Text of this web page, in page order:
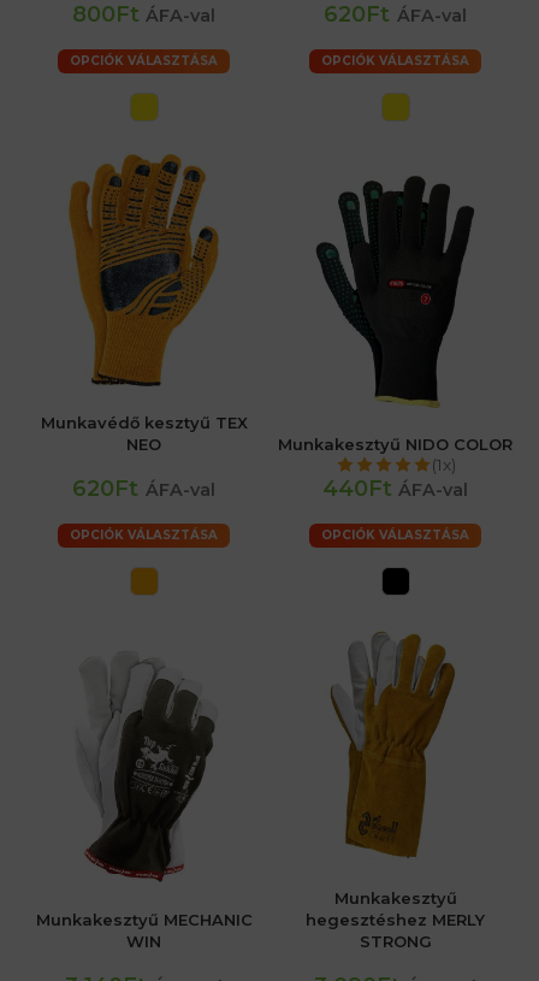
800Ft ÁFA-val
OPCIÓK VÁLASZTÁSA
620Ft ÁFA-val
OPCIÓK VÁLASZTÁSA
Munkavédő kesztyű TEX
NEO
620Ft ÁFA-val
OPCIÓK VÁLASZTÁSA
Munkakesztyű NIDO COLOR
(1x)
440Ft ÁFA-val
OPCIÓK VÁLASZTÁSA
Munkakesztyű MECHANIC
WIN
Munkakesztyű
hegesztéshez MERLY
STRONG